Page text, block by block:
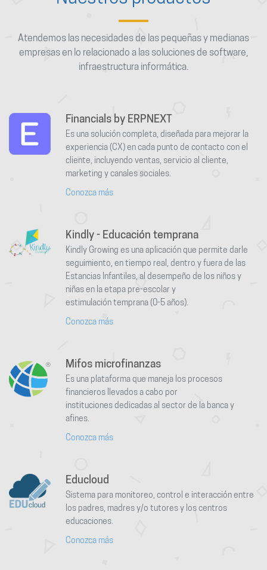
Atendemos las necesidades de las pequeñas y medianas
empresas en lo relacionado a las soluciones de software,
infraestructura informática.
Financials by ERPNEXT
Es una solución completa, diseñada para mejorar la
experiencia (CX) en cada punto de contacto con el
cliente, incluyendo ventas, servicio al cliente,
marketing y canales sociales.
Conozca más
Kindly - Educación temprana
Kindly Growing es una aplicación que permite darle
seguimiento, en tiempo real, dentro y fuera de las
Estancias Infantiles, al desempeño de los niños y
niñas en la etapa pre-escolar y
estimulación temprana (0-5 años).
Conozca más
Mifos microfinanzas
Es una plataforma que maneja los procesos
financieros llevados a cabo por
instituciones dedicadas al sector de la banca y
afines.
Conozca más
Educloud
Sistema para monitoreo, control e interacción entre
los padres, madres y/o tutores y los centros
educaciones.
Conozca más